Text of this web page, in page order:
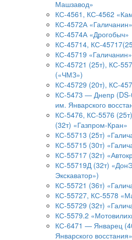
Машзавод»
КС-4561, КС-4562
КС-4572А «Галичанин»
КС-4574А «Дрогобыч»
КС-45714, КС-
КС-45719
КС-45721 (25т), КС-
(«ЧМЗ»)
КС-45729 (20т), КС-
КС-5473 — Днепр (DS-
им. Январского
КС-5476, КС-5576
(32т) «Газпром-Кран»
КС-55713 (25т)
КС-55715 (30т)
КС-55717 (32т)
КС-55719Д (32т)
Экскаватор»)
КС-55721 (36т)
КС-55727, КС-5578
КС-55729 (32т)
КС-5579.2
КС-6471 — Январец
Январского